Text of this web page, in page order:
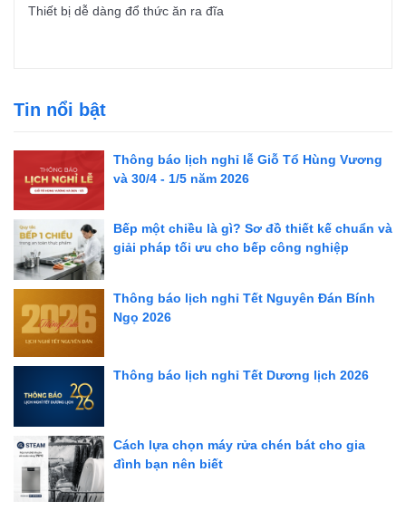
Thiết bị dễ dàng đổ thức ăn ra đĩa
Tin nổi bật
Thông báo lịch nghỉ lễ Giỗ Tổ Hùng Vương
và 30/4 - 1/5 năm 2026
Bếp một chiều là gì? Sơ đồ thiết kế chuẩn và
giải pháp tối ưu cho bếp công nghiệp
Thông báo lịch nghỉ Tết Nguyên Đán Bính
Ngọ 2026
Thông báo lịch nghỉ Tết Dương lịch 2026
Cách lựa chọn máy rửa chén bát cho gia
đình bạn nên biết